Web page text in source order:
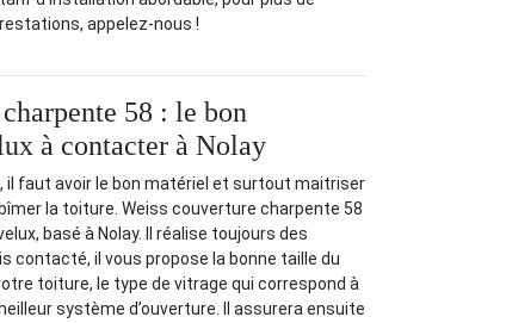
appelez-nous !
58 : le bon
à contacter à Nolay
il faut avoir le bon matériel et surtout maitriser
la toiture. Weiss couverture charpente 58
basé à Nolay. Il réalise toujours des
contacté, il vous propose la bonne taille du
toiture, le type de vitrage qui correspond à
système d’ouverture. Il assurera ensuite